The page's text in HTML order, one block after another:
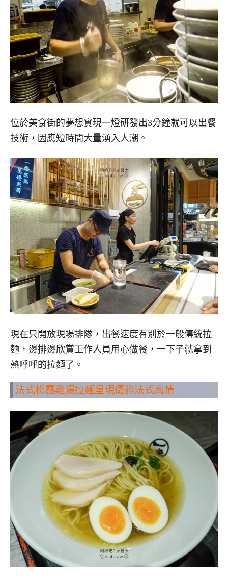
位於美食街的夢想實現一燈研發出3分鐘就可以出餐
技術，因應短時間大量湧入人潮。
現在只開放現場排隊，出餐速度有別於一般傳統拉
麵，邊排邊欣賞工作人員用心做餐，一下子就拿到
熱呼呼的拉麵了。
法式松露雞湯拉麵呈現優雅法式風情